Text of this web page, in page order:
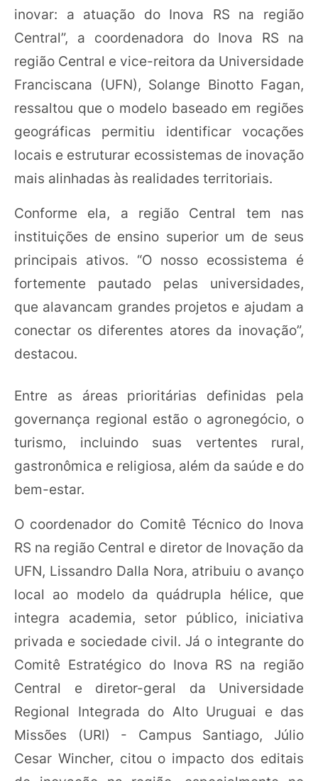
inovar: a atuação do Inova RS na região
Central”, a coordenadora do Inova RS na
região Central e vice-reitora da Universidade
Franciscana (UFN), Solange Binotto Fagan,
ressaltou que o modelo baseado em regiões
geográficas permitiu identificar vocações
locais e estruturar ecossistemas de inovação
mais alinhadas às realidades territoriais.
Conforme ela, a região Central tem nas
instituições de ensino superior um de seus
principais ativos. “O nosso ecossistema é
fortemente pautado pelas universidades,
que alavancam grandes projetos e ajudam a
conectar os diferentes atores da inovação”,
destacou.
Entre as áreas prioritárias definidas pela
governança regional estão o agronegócio, o
turismo, incluindo suas vertentes rural,
gastronômica e religiosa, além da saúde e do
bem-estar.
O coordenador do Comitê Técnico do Inova
RS na região Central e diretor de Inovação da
UFN, Lissandro Dalla Nora, atribuiu o avanço
local ao modelo da quádrupla hélice, que
integra academia, setor público, iniciativa
privada e sociedade civil. Já o integrante do
Comitê Estratégico do Inova RS na região
Central e diretor-geral da Universidade
Regional Integrada do Alto Uruguai e das
Missões (URI) - Campus Santiago, Júlio
Cesar Wincher, citou o impacto dos editais